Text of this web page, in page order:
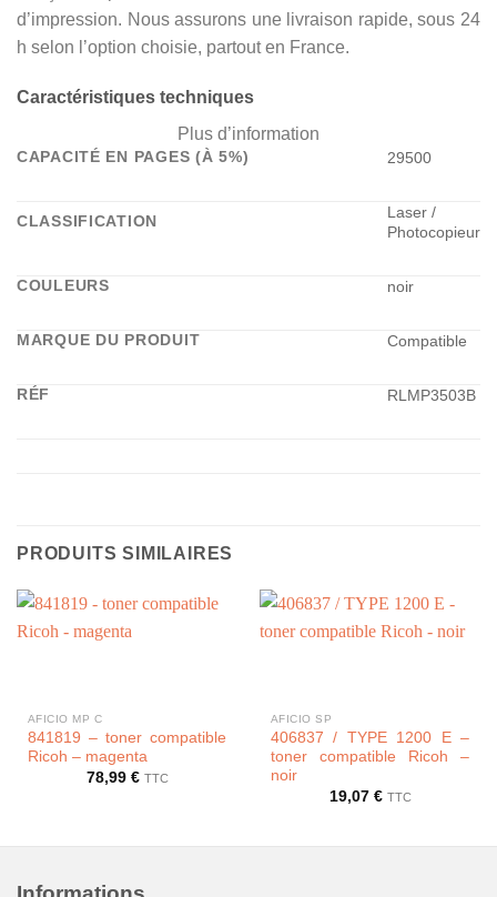
d’impression. Nous assurons une livraison rapide, sous 24
h selon l’option choisie, partout en France.
Caractéristiques techniques
Plus d’information
CAPACITÉ EN PAGES (À 5%) 29500
CLASSIFICATION
Laser /
Photocopieur
COULEURS noir
MARQUE DU PRODUIT Compatible
RÉF RLMP3503B
PRODUITS SIMILAIRES
AFICIO MP C
841819 – toner compatible
Ricoh – magenta
78,99 € TTC
AFICIO SP
406837 / TYPE 1200 E –
toner compatible Ricoh –
noir
19,07 € TTC